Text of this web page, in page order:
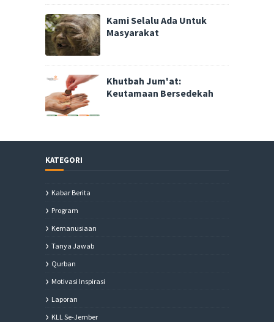
Kami Selalu Ada Untuk
Masyarakat
Khutbah Jum'at:
Keutamaan Bersedekah
KATEGORI
Kabar Berita
Program
Kemanusiaan
Tanya Jawab
Qurban
Motivasi Inspirasi
Laporan
KLL Se-Jember